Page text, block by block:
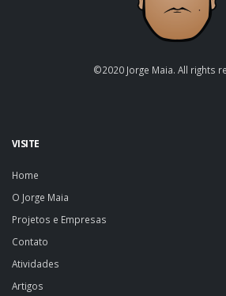
©2020 Jorge Maia. All rights
VISITE
Home
O Jorge Maia
Projetos e Empresas
Contato
Atividades
Artigos